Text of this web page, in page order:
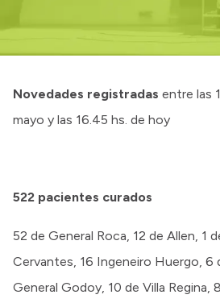
Novedades registradas entre las
mayo y las 16.45 hs. de hoy
522 pacientes curados
52 de General Roca, 12 de Allen, 1
Cervantes, 16 Ingeneiro Huergo, 6
General Godoy, 10 de Villa Regina,